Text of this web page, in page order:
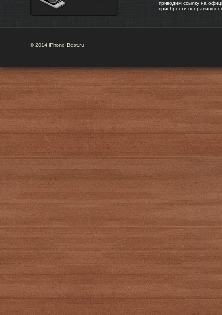
приводим ссылку на
приобрести
© 2014 iPhone-Best.ru